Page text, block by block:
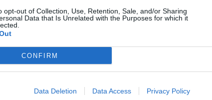
opt-out of Collection, Use, Retention, Sale, and/or Sharing
Data that Is Unrelated with the Purposes for which it
CONFIRM
Data Deletion Data Access Privacy Policy
- antipsychotique
oraux